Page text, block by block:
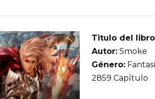
Titulo del
Autor: Smoke
Género:
2859 Capítulo